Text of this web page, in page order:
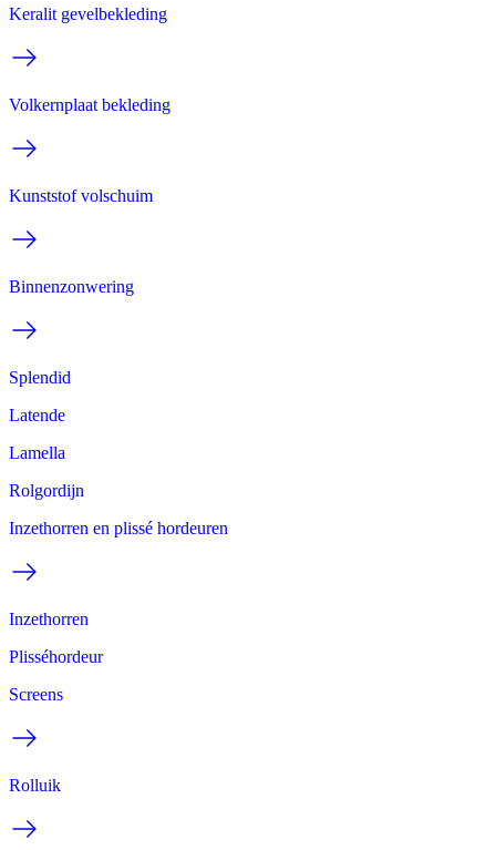
Keralit gevelbekleding
Volkernplaat bekleding
Kunststof volschuim
Binnenzonwering
Splendid
Latende
Lamella
Rolgordijn
Inzethorren en plissé hordeuren
Inzethorren
Plisséhordeur
Screens
Rolluik